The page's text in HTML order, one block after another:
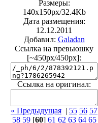
Размеры:
140x150px/32.4Kb
Дата размещения:
12.12.2011
Добавил: Galadan
Ссылка на превьюшку
[~450px/450px]:
Ссылка на оригинал:
« Предыдущая | 55 56 57
58 59[60] 61 62 63 64 65